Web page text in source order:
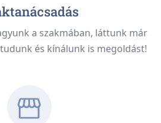
a szakmában, láttunk már
és kínálunk is megoldást!